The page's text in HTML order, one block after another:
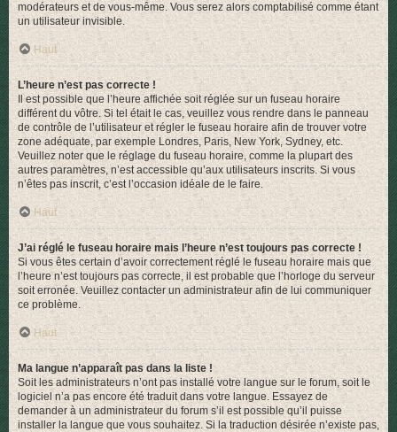
modérateurs et de vous-même. Vous serez alors comptabilisé comme étant
un utilisateur invisible.
Haut
L’heure n’est pas correcte !
Il est possible que l’heure affichée soit réglée sur un fuseau horaire
différent du vôtre. Si tel était le cas, veuillez vous rendre dans le panneau
de contrôle de l’utilisateur et régler le fuseau horaire afin de trouver votre
zone adéquate, par exemple Londres, Paris, New York, Sydney, etc.
Veuillez noter que le réglage du fuseau horaire, comme la plupart des
autres paramètres, n’est accessible qu’aux utilisateurs inscrits. Si vous
n’êtes pas inscrit, c’est l’occasion idéale de le faire.
Haut
J’ai réglé le fuseau horaire mais l’heure n’est toujours pas correcte !
Si vous êtes certain d’avoir correctement réglé le fuseau horaire mais que
l’heure n’est toujours pas correcte, il est probable que l’horloge du serveur
soit erronée. Veuillez contacter un administrateur afin de lui communiquer
ce problème.
Haut
Ma langue n’apparaît pas dans la liste !
Soit les administrateurs n’ont pas installé votre langue sur le forum, soit le
logiciel n’a pas encore été traduit dans votre langue. Essayez de
demander à un administrateur du forum s’il est possible qu’il puisse
installer la langue que vous souhaitez. Si la traduction désirée n’existe pas,